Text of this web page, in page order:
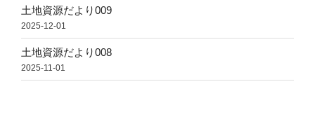
土地資源だより009
2025-12-01
土地資源だより008
2025-11-01